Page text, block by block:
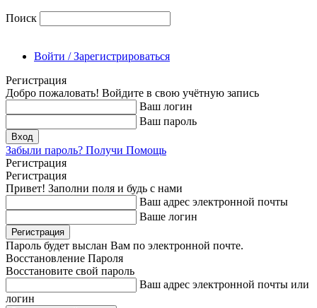
Поиск
Войти / Зарегистрироваться
Регистрация
Добро пожаловать! Войдите в свою учётную запись
Ваш логин
Ваш пароль
Забыли пароль? Получи Помощь
Регистрация
Регистрация
Привет! Заполни поля и будь с нами
Ваш адрес электронной почты
Ваше логин
Пароль будет выслан Вам по электронной почте.
Восстановление Пароля
Восстановите свой пароль
Ваш адрес электронной почты или
логин